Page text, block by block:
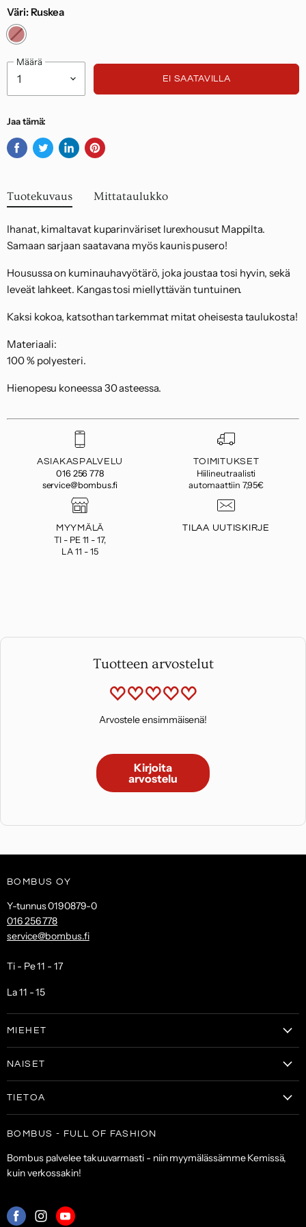
Noudatamme kuluttajasuojalakia.
Väri:Ruskea
Määrä
EI SAATAVILLA
Jaa tämä:
Jaa
Twiittaa
Jaa
Kiinnitä
Tuotekuvaus
Mittataulukko
Ihanat, kimaltavat kuparinväriset lurexhousut Mappilta.
Samaan sarjaan saatavana myös kaunis pusero!
Housussa on kuminauhavyötärö, joka joustaa tosi hyvin, sekä
leveät lahkeet. Kangas tosi miellyttävän tuntuinen.
Kaksi kokoa, katsothan tarkemmat mitat oheisesta taulukosta!
Materiaali:
100 % polyesteri.
Hienopesu koneessa 30 asteessa.
ASIAKASPALVELU
016 256 778
service@bombus.fi
TOIMITUKSET
Hiilineutraalisti
automaattiin 7,95€
MYYMÄLÄ
TI - PE 11 - 17,
LA 11 - 15
TILAA UUTISKIRJE
Tuotteen arvostelut
Arvostele ensimmäisenä!
Kirjoita
arvostelu
BOMBUS OY
Y-tunnus 0190879-0
016 256 778
service@bombus.fi
Ti - Pe 11 - 17
La 11 - 15
MIEHET
Laukut & lompakot
Asusteet
ALE
NAISET
Laukut & lompakot
TIETOA
Toimitus- ja maksuehdot
Palveluehdot
BOMBUS - FULL OF FASHION
Bombus palvelee takuuvarmasti - niin myymälässämme Kemissä,
kuin verkossakin!
Mistä
MistäMistä